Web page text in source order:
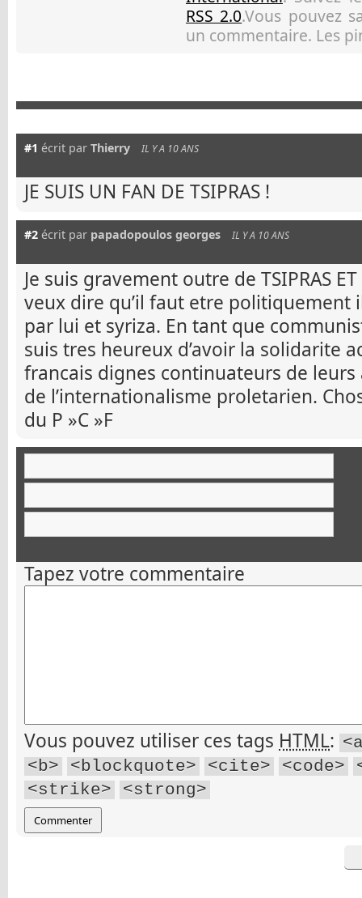
RSS 2.0.Vous pouvez
un commentaire. Les
#1 écrit par Thierry IL Y A 10 ANS
JE SUIS UN FAN DE TSIPRAS !
#2 écrit par papadopoulos georges IL Y A 10 ANS
Je suis gravement outre de TSIPRAS
veux dire qu’il faut etre
par lui et syriza. En tant que
suis tres heureux d’avoir la solidarite
francais dignes continuateurs de
de l’internationalisme proletarien.
du P »C »F
Tapez votre commentaire
Vous pouvez utiliser ces tags HTML:
<b>
<blockquote> <cite> <code>
<strike>
<strong>